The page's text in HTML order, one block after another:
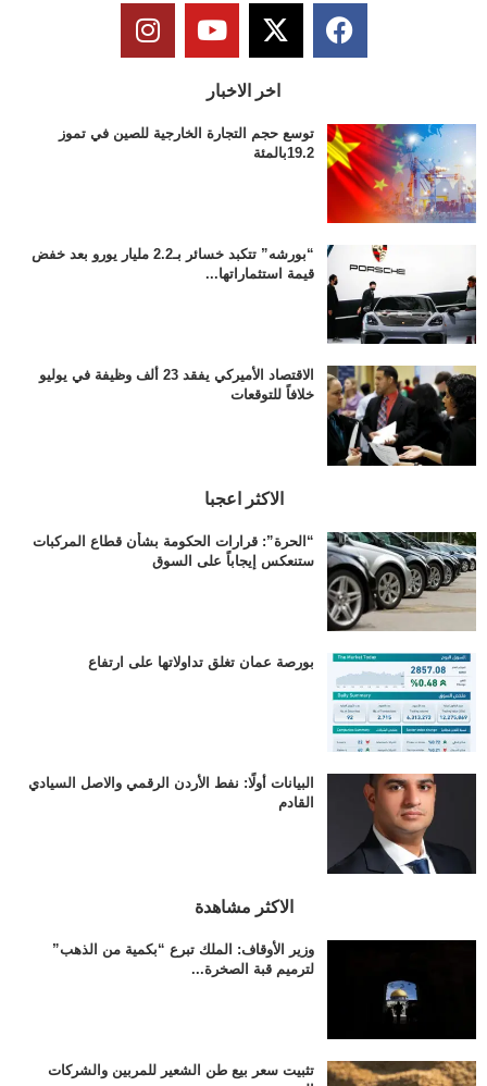
اخر الاخبار
توسع حجم التجارة الخارجية للصين في تموز
19.2بالمئة
“بورشه” تتكبد خسائر بـ2.2 مليار يورو بعد خفض
قيمة استثماراتها...
الاقتصاد الأميركي يفقد 23 ألف وظيفة في يوليو
خلافاً للتوقعات
الاكثر اعجبا
“الحرة”: قرارات الحكومة بشأن قطاع المركبات
ستنعكس إيجاباً على السوق
بورصة عمان تغلق تداولاتها على ارتفاع
البيانات أولًا: نفط الأردن الرقمي والاصل السيادي
القادم
الاكثر مشاهدة
وزير الأوقاف: الملك تبرع “بكمية من الذهب”
لترميم قبة الصخرة...
تثبيت سعر بيع طن الشعير للمربين والشركات